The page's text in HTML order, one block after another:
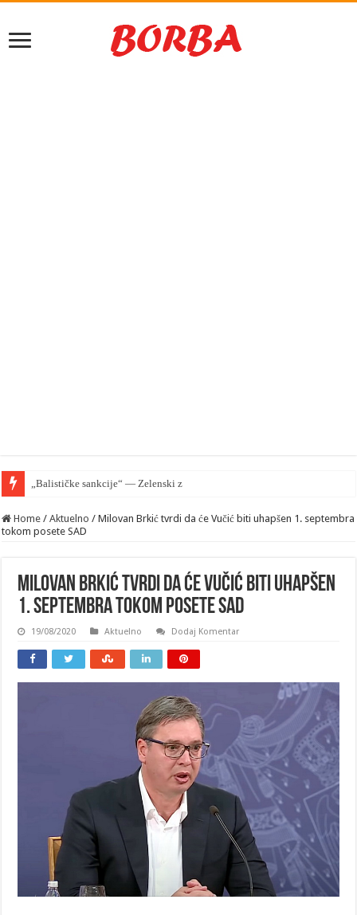
„Balističke sankcije“ — Zelenski zahteva od EU zaštiti Kij
Home / Aktuelno / Milovan Brkić tvrdi da će Vučić biti uhapšen 1. septembra
tokom posete SAD
Milovan Brkić tvrdi da će Vučić biti uhapšen
1. septembra tokom posete SAD
19/08/2020 Aktuelno Dodaj Komentar